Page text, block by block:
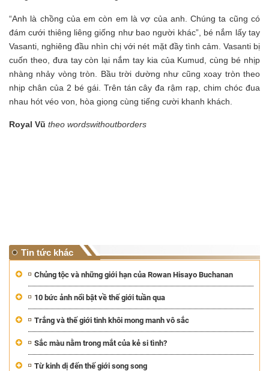
“Anh là chồng của em còn em là vợ của anh. Chúng ta cũng có
đám cưới thiêng liêng giống như bao người khác”, bé nắm lấy tay
Vasanti, nghiêng đầu nhìn chị với nét mặt đầy tình cảm. Vasanti bị
cuốn theo, đưa tay còn lại nắm tay kia của Kumud, cùng bé nhịp
nhàng nhảy vòng tròn. Bầu trời dường như cũng xoay tròn theo
nhịp chân của 2 bé gái. Trên tán cây đa rậm rạp, chim chóc đua
nhau hót véo von, hòa giọng cùng tiếng cười khanh khách.
Royal Vũ theo wordswithoutborders
Tin tức khác
Chủng tộc và những giới hạn của Rowan Hisayo Buchanan
10 bức ảnh nổi bật về thế giới tuần qua
Trắng và thế giới tinh khôi mong manh vô sắc
Sắc màu nằm trong mắt của kẻ si tình?
Từ kinh dị đến thế giới song song